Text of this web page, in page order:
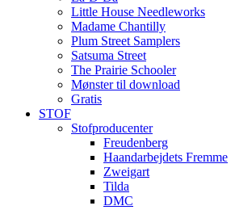
Little House Needleworks
Madame Chantilly
Plum Street Samplers
Satsuma Street
The Prairie Schooler
Mønster til download
Gratis
STOF
Stofproducenter
Freudenberg
Haandarbejdets Fremme
Zweigart
Tilda
DMC